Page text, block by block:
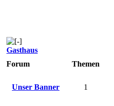
Gasthaus
Forum
Themen
Unser Banner 1